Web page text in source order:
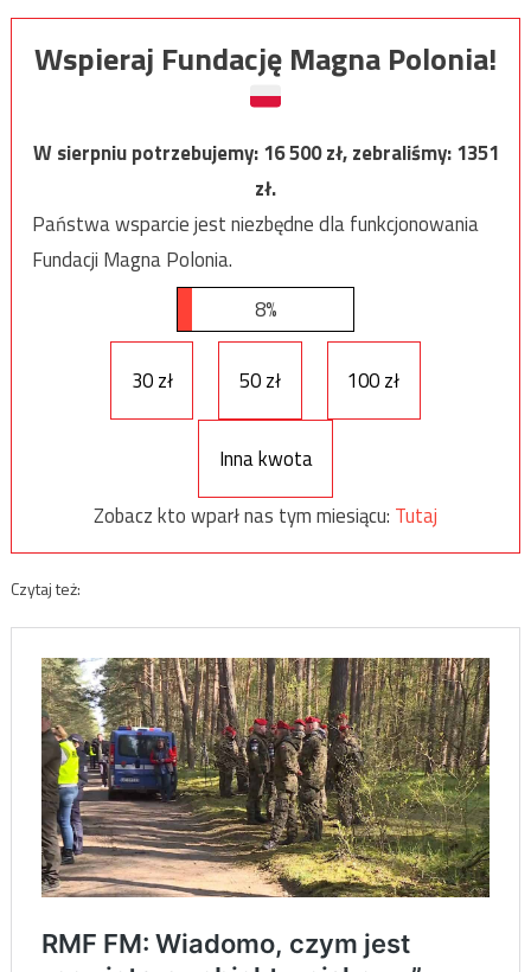
Wspieraj Fundację Magna Polonia!
W sierpniu potrzebujemy:16 500zł, zebraliśmy:1351
zł.
Państwa wsparcie jest niezbędne dla funkcjonowania
Fundacji Magna Polonia.
8%
30 zł 50 zł 100 zł
Inna kwota
Zobacz kto wparł nas tym miesiącu: Tutaj
Czytaj też: